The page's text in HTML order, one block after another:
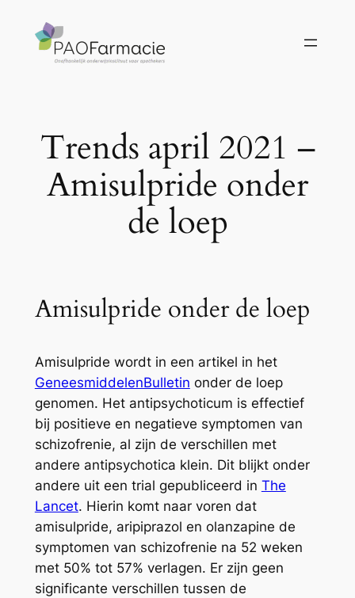
Trends april 2021 –
Amisulpride onder
de loep
Amisulpride onder de loep
Amisulpride wordt in een artikel in het
GeneesmiddelenBulletin onder de loep
genomen. Het antipsychoticum is effectief
bij positieve en negatieve symptomen van
schizofrenie, al zijn de verschillen met
andere antipsychotica klein. Dit blijkt onder
andere uit een trial gepubliceerd in The
Lancet. Hierin komt naar voren dat
amisulpride, aripiprazol en olanzapine de
symptomen van schizofrenie na 52 weken
met 50% tot 57% verlagen. Er zijn geen
significante verschillen tussen de